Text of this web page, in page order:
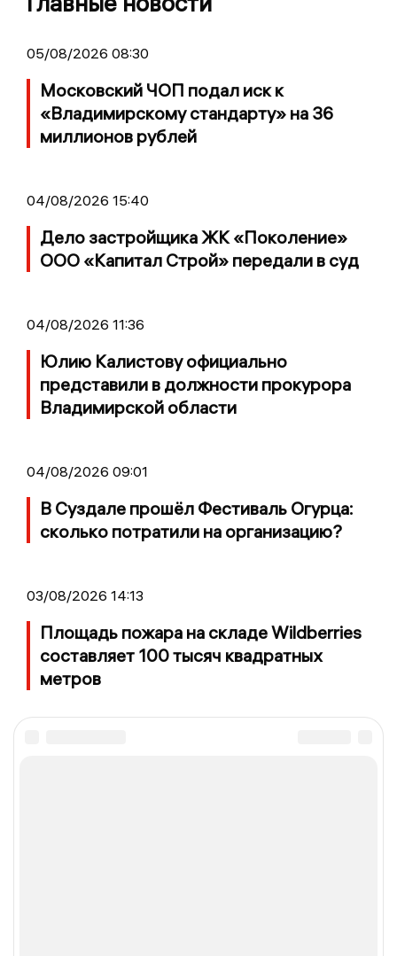
05/08/2026 08:30
Московский ЧОП подал иск к
«Владимирскому стандарту» на 36
миллионов рублей
04/08/2026 15:40
Дело застройщика ЖК «Поколение»
ООО «Капитал Строй» передали в суд
04/08/2026 11:36
Юлию Калистову официально
представили в должности прокурора
Владимирской области
04/08/2026 09:01
В Суздале прошёл Фестиваль Огурца:
сколько потратили на организацию?
03/08/2026 14:13
Площадь пожара на складе Wildberries
составляет 100 тысяч квадратных
метров